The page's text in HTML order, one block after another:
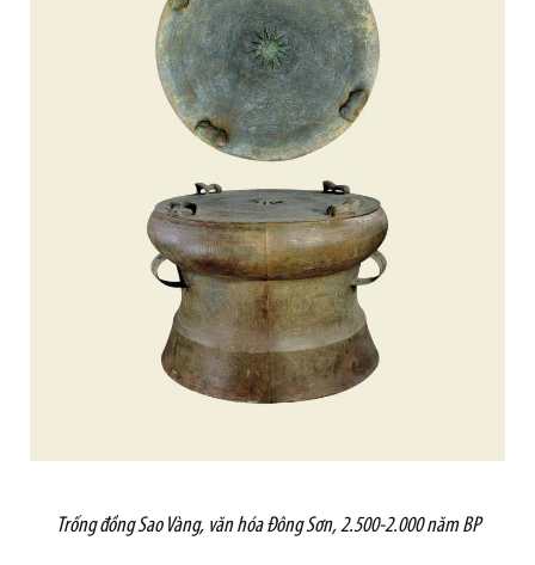
Trống đồng Sao Vàng, văn hóa Đông Sơn, 2.500-2.000 năm BP